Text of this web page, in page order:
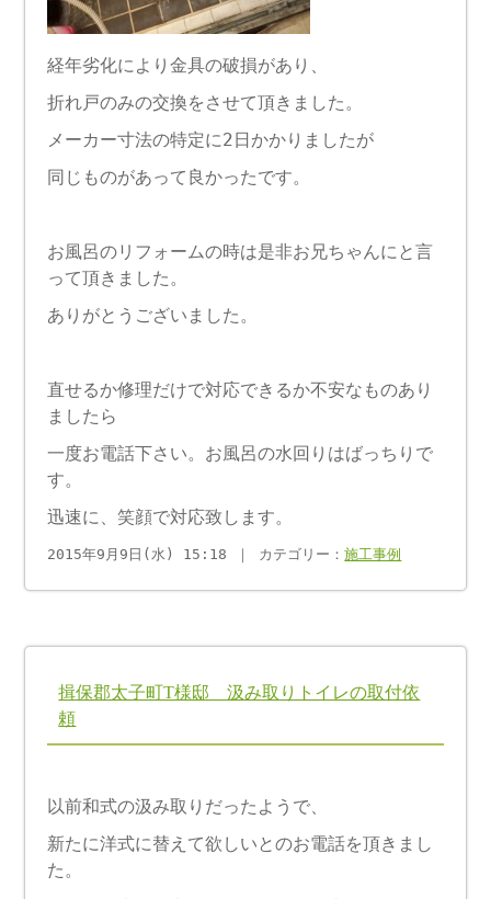
経年劣化により金具の破損があり、
折れ戸のみの交換をさせて頂きました。
メーカー寸法の特定に2日かかりましたが
同じものがあって良かったです。
お風呂のリフォームの時は是非お兄ちゃんにと言
って頂きました。
ありがとうございました。
直せるか修理だけで対応できるか不安なものあり
ましたら
一度お電話下さい。お風呂の水回りはばっちりで
す。
迅速に、笑顔で対応致します。
2015年9月9日(水) 15:18 ｜ カテゴリー：施工事例
揖保郡太子町T様邸 汲み取りトイレの取付依
頼
以前和式の汲み取りだったようで、
新たに洋式に替えて欲しいとのお電話を頂きまし
た。